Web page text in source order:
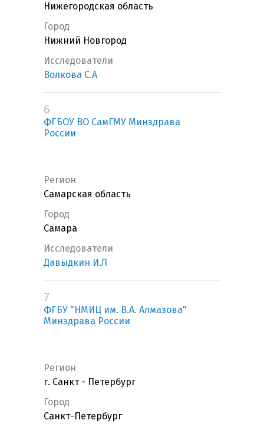
Нижегородская область
Город
Нижний Новгород
Исследователи
Волкова С.А
6
ФГБОУ ВО СамГМУ Минздрава
России
Регион
Самарская область
Город
Самара
Исследователи
Давыдкин И.Л
7
ФГБУ "НМИЦ им. В.А. Алмазова"
Минздрава России
Регион
г. Санкт - Петербург
Город
Санкт-Петербург